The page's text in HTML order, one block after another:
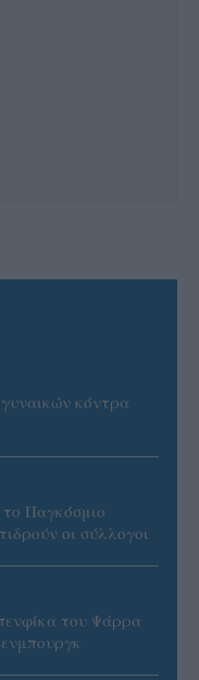
κόντρα
το Παγκόσμιο
οι σύλλογοι
του Ψάρρα